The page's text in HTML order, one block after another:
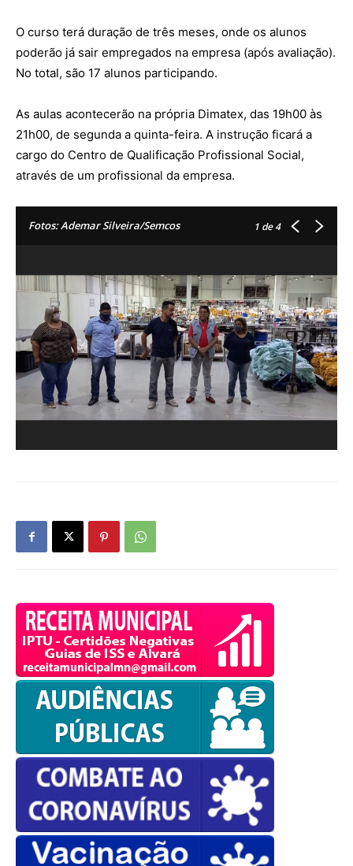
O curso terá duração de três meses, onde os alunos
poderão já sair empregados na empresa (após avaliação).
No total, são 17 alunos participando.
As aulas acontecerão na própria Dimatex, das 19h00 às
21h00, de segunda a quinta-feira. A instrução ficará a
cargo do Centro de Qualificação Profissional Social,
através de um profissional da empresa.
Fotos: Ademar Silveira/Semcos 1 de 4